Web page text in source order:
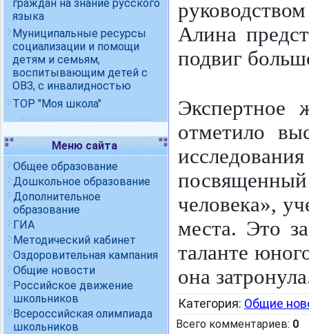
граждан на знание русского
языка
Муниципальные ресурсы
социализации и помощи
детям и семьям,
воспитывающим детей с
ОВЗ, с инвалидностью
ТОР "Моя школа"
Меню сайта
Общее образование
Дошкольное образование
Дополнительное
образование
ГИА
Методический кабинет
Оздоровительная кампания
Общие новости
Российское движение
школьников
Всероссийская олимпиада
школьников
Алина
подвиг
Экспертное
отметило
человека»,
места. Это
таланте
она
Категория: Общие
Всего комментариев: 0